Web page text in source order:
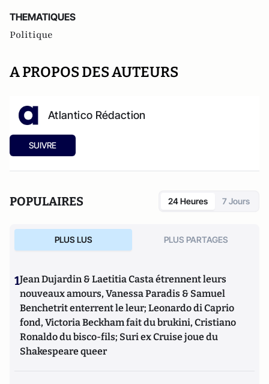
THEMATIQUES
Politique
A PROPOS DES AUTEURS
Atlantico Rédaction
SUIVRE
POPULAIRES 24 Heures 7 Jours
PLUS LUS PLUS PARTAGES
1Jean Dujardin & Laetitia Casta étrennent leurs
nouveaux amours, Vanessa Paradis & Samuel
Benchetrit enterrent le leur; Leonardo di Caprio
fond, Victoria Beckham fait du brukini, Cristiano
Ronaldo du bisco-fils; Suri ex Cruise joue du
Shakespeare queer